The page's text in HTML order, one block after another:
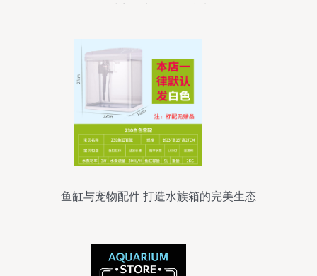
鱼缸与宠物配件 打造水族箱的完美生态